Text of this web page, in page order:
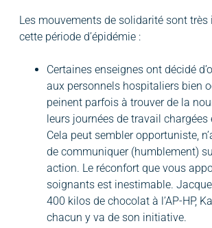
Les mouvements de solidarité sont
cette période d’épidémie :
Certaines enseignes ont décidé
aux personnels hospitaliers bien
peinent parfois à trouver de la
leurs journées de travail chargées
Cela peut sembler opportuniste,
de communiquer (humblement)
action. Le réconfort que vous
soignants est inestimable.
400 kilos de chocolat à l’AP-HP,
chacun y va de son initiative.